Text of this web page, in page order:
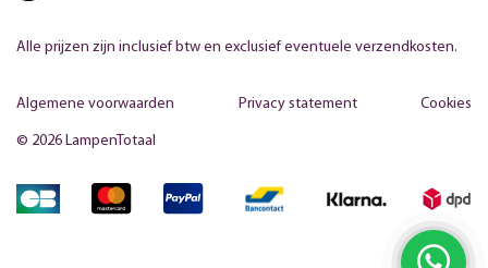
Alle prijzen zijn inclusief btw en exclusief eventuele verzendkosten.
© 2026 LampenTotaal
Algemene voorwaarden Privacy statement Cookies